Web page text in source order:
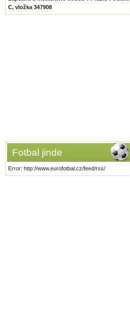
C, vložka 347908
Fotbal jinde
Error: http://www.eurofotbal.cz/feed/rss/